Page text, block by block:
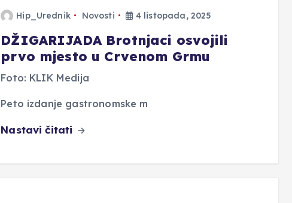
Hip_Urednik Novosti 4 listopada, 2025
DŽIGARIJADA Brotnjaci osvojili
prvo mjesto u Crvenom Grmu
Foto: KLIK Medija
Peto izdanje gastronomske m
Nastavi čitati